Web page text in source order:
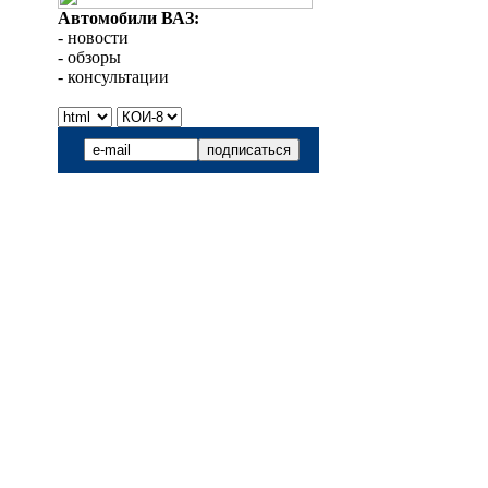
Автомобили ВАЗ:
- новости
- обзоры
- консультации